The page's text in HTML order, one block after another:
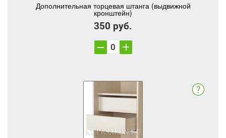
Дополнительная торцевая штанга (выдвижной
кронштейн)
350 руб.